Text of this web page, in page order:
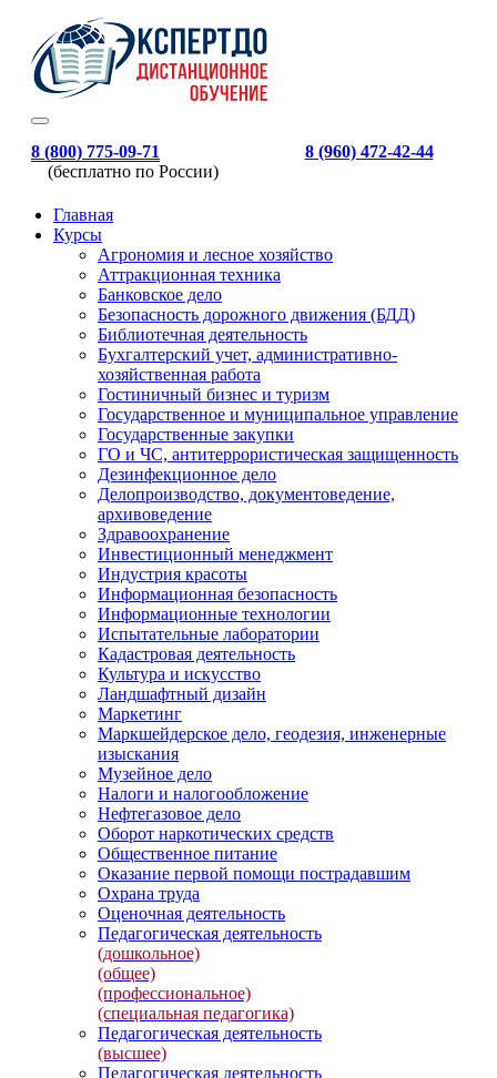
8 (800) 775-09-71
(бесплатно по России)
8 (960) 472-42-44
Главная
Курсы
Агрономия и лесное хозяйство
Аттракционная техника
Банковское дело
Безопасность дорожного движения (БДД)
Библиотечная деятельность
Бухгалтерский учет, административно-
хозяйственная работа
Гостиничный бизнес и туризм
Государственное и муниципальное управление
Государственные закупки
ГО и ЧС, антитеррористическая защищенность
Дезинфекционное дело
Делопроизводство, документоведение,
архивоведение
Здравоохранение
Инвестиционный менеджмент
Индустрия красоты
Информационная безопасность
Информационные технологии
Испытательные лаборатории
Кадастровая деятельность
Культура и искусство
Ландшафтный дизайн
Маркетинг
Маркшейдерское дело, геодезия, инженерные
изыскания
Музейное дело
Налоги и налогообложение
Нефтегазовое дело
Оборот наркотических средств
Общественное питание
Оказание первой помощи пострадавшим
Охрана труда
Оценочная деятельность
Педагогическая деятельность
(дошкольное)
(общее)
(профессиональное)
(специальная педагогика)
Педагогическая деятельность
(высшее)
Педагогическая деятельность